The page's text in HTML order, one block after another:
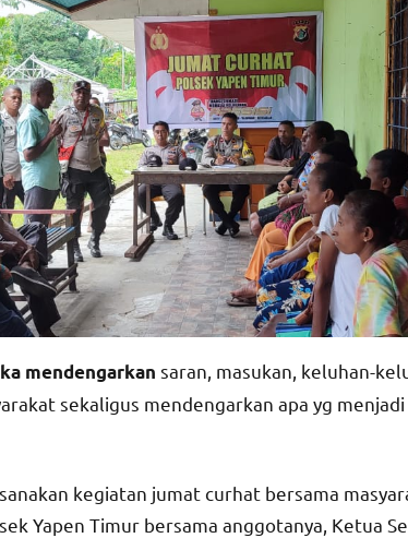
mendengarkan saran, masukan, keluhan-
sekaligus mendengarkan apa yg
kegiatan jumat curhat bersama
Yapen Timur bersama anggotanya, Ketua